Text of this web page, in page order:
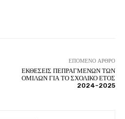
ΕΠΌΜΕΝΟ ΆΡΘΡΟ
ΕΚΘΕΣΕΙΣ ΠΕΠΡΑΓΜΕΝΩΝ ΤΩΝ
ΟΜΙΛΩΝ ΓΙΑ ΤΟ ΣΧΟΛΙΚΟ ΕΤΟΣ
2024-2025